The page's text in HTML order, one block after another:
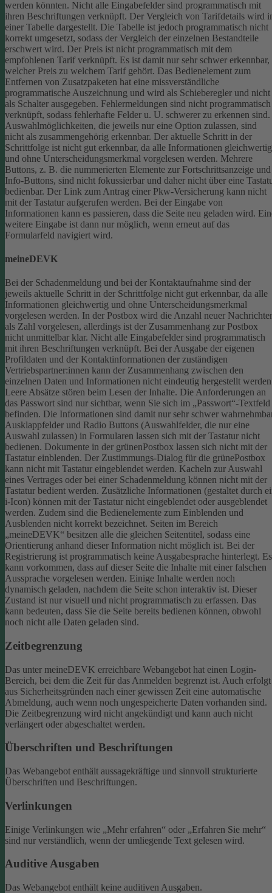
werden könnten. Nicht alle Eingabefelder sind programmatisch mit
ihren Beschriftungen verknüpft. Der Vergleich von Tarifdetails wird
einer Tabelle dargestellt. Die Tabelle ist jedoch programmatisch nicht
korrekt umgesetzt, sodass der Vergleich der einzelnen Bestandteile
erschwert wird. Der Preis ist nicht programmatisch mit dem
empfohlenen Tarif verknüpft. Es ist damit nur sehr schwer erkennbar,
welcher Preis zu welchem Tarif gehört. Das Bedienelement zum
Entfernen von Zusatzpaketen hat eine missverständliche
programmatische Auszeichnung und wird als Schieberegler und nicht
als Schalter ausgegeben. Fehlermeldungen sind nicht programmatisch
verknüpft, sodass fehlerhafte Felder u. U. schwerer zu erkennen sind.
Auswahlmöglichkeiten, die jeweils nur eine Option zulassen, sind
nicht als zusammengehörig erkennbar. Der aktuelle Schritt in der
Schrittfolge ist nicht gut erkennbar, da alle Informationen gleichwertig
und ohne Unterscheidungsmerkmal vorgelesen werden. Mehrere
Buttons, z. B. die nummerierten Elemente zur Fortschrittsanzeige und
Info-Buttons, sind nicht fokussierbar und daher nicht über eine
bedienbar. Der Link zum Antrag einer Pkw-Versicherung kann nicht
mit der Tastatur aufgerufen werden. Bei der Eingabe von
Informationen kann es passieren, dass die Seite neu geladen wird.
weitere Eingabe ist dann nur möglich, wenn erneut auf das
Formularfeld navigiert wird.
meineDEVK
Bei der Schadenmeldung und bei der Kontaktaufnahme sind der
jeweils aktuelle Schritt in der Schrittfolge nicht gut erkennbar, da alle
Informationen gleichwertig und ohne Unterscheidungsmerkmal
vorgelesen werden. In der Postbox wird die Anzahl neuer
als Zahl vorgelesen, allerdings ist der Zusammenhang zur Postbox
nicht unmittelbar klar. Nicht alle Eingabefelder sind programmatisch
mit ihren Beschriftungen verknüpft. Bei der Ausgabe der eigenen
Profildaten und der Kontaktinformationen der zuständigen
Vertriebspartner:innen kann der Zusammenhang zwischen den
einzelnen Daten und Informationen nicht eindeutig hergestellt
Leere Absätze stören beim Lesen der Inhalte. Die Anforderungen an
das Passwort sind nur sichtbar, wenn Sie sich im „Passwort“-Textfeld
befinden. Die Informationen sind damit nur sehr schwer
Ausklappfelder und Radio Buttons (Auswahlfelder, die nur eine
Auswahl zulassen) in Formularen lassen sich mit der Tastatur nicht
bedienen. Dokumente in der grünenPostbox lassen sich nicht mit der
Tastatur einblenden. Der Zustimmungs-Dialog für die grünePostbox
kann nicht mit Tastatur eingeblendet werden. Kacheln zur Auswahl
eines Vertrages oder bei einer Schadenmeldung können nicht mit der
Tastatur bedient werden. Zusätzliche Informationen (gestaltet durch
i-Icon) können mit der Tastatur nicht eingeblendet oder ausgeblendet
werden. Zudem sind die Bedienelemente zum Einblenden und
Ausblenden nicht korrekt bezeichnet. Seiten im Bereich
„meineDEVK“ besitzen alle die gleichen Seitentitel, sodass eine
Orientierung anhand dieser Information nicht möglich ist. Bei der
Registrierung ist programmatisch keine Ausgabesprache hinterlegt. Es
kann vorkommen, dass auf dieser Seite die Inhalte mit einer falschen
Aussprache vorgelesen werden. Einige Inhalte werden noch
dynamisch geladen, nachdem die Seite schon interaktiv ist. Dieser
Zustand ist nur visuell und nicht programmatisch zu erfassen. Das
kann bedeuten, dass Sie die Seite bereits bedienen können, obwohl
noch nicht alle Daten geladen sind.
Zeitbegrenzung
Das unter meineDEVK erreichbare Webangebot hat einen Login-
Bereich, bei dem die Zeit für das Anmelden begrenzt ist. Auch erfolgt
aus Sicherheitsgründen nach einer gewissen Zeit eine automatische
Abmeldung, auch wenn noch ungespeicherte Daten vorhanden sind.
Die Zeitbegrenzung wird nicht angekündigt und kann auch nicht
verlängert oder abgeschaltet werden.
Überschriften und Beschriftungen
Das Webangebot enthält aussagekräftige und sinnvoll strukturierte
Überschriften und Beschriftungen.
Verlinkungen
Einige Verlinkungen wie „Mehr erfahren“ oder „Erfahren Sie mehr“
sind nur verständlich, wenn der umliegende Text gelesen wird.
Auditive Ausgaben
Das Webangebot enthält keine auditiven Ausgaben.